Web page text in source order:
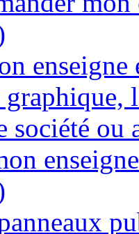
société